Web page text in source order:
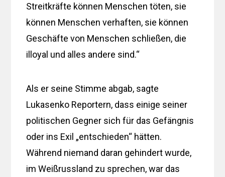
Streitkräfte können Menschen töten, sie
können Menschen verhaften, sie können
Geschäfte von Menschen schließen, die
illoyal und alles andere sind.“
Als er seine Stimme abgab, sagte
Lukasenko Reportern, dass einige seiner
politischen Gegner sich für das Gefängnis
oder ins Exil „entschieden“ hätten.
Während niemand daran gehindert wurde,
im Weißrussland zu sprechen, war das